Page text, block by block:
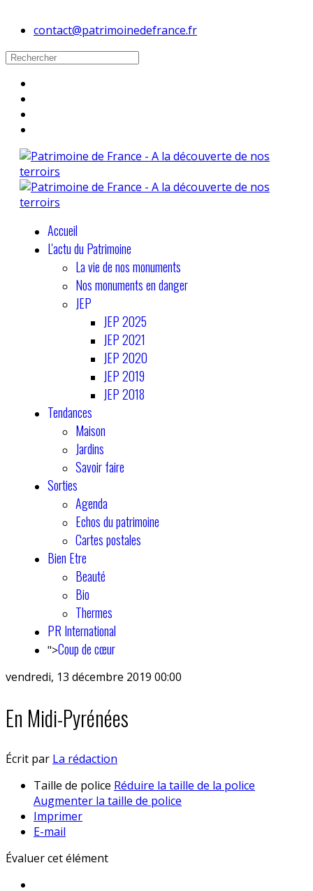
contact@patrimoinedefrance.fr
Accueil
L'actu du Patrimoine
La vie de nos monuments
Nos monuments en danger
JEP
JEP 2025
JEP 2021
JEP 2020
JEP 2019
JEP 2018
Tendances
Maison
Jardins
Savoir faire
Sorties
Agenda
Echos du patrimoine
Cartes postales
Bien Etre
Beauté
Bio
Thermes
PR International
">Coup de cœur
vendredi, 13 décembre 2019 00:00
En Midi-Pyrénées
Écrit par La rédaction
Taille de police Réduire la taille de la police
Augmenter la taille de police
Imprimer
E-mail
Évaluer cet élément